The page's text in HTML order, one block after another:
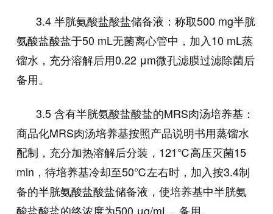
3.4 半胱氨酸盐酸盐储备液：称取500 mg半胱
氨酸盐酸盐于50 mL无菌离心管中，加入10 mL蒸
馏水，充分溶解后用0.22 μm微孔滤膜过滤除菌后
备用。
3.5 含有半胱氨酸盐酸盐的MRS肉汤培养基：
商品化MRS肉汤培养基按照产品说明书用蒸馏水
配制，充分加热溶解后分装，121℃高压灭菌15
min，待培养基冷却至50℃左右时，加入按3.4制
备的半胱氨酸盐酸盐储备液，使培养基中半胱氨
酸盐酸盐的终浓度为500 μg/mL，备用。